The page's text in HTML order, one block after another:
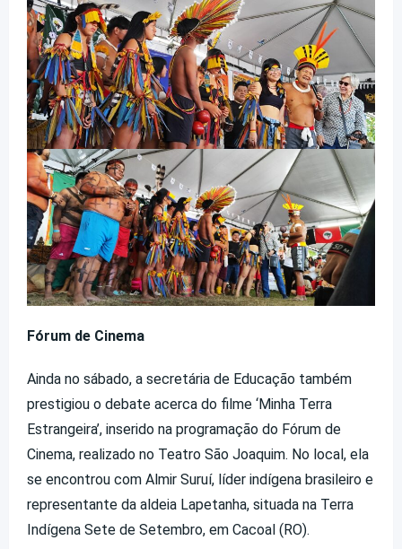
Fórum de Cinema
Ainda no sábado, a secretária de Educação também
prestigiou o debate acerca do filme ‘Minha Terra
Estrangeira’, inserido na programação do Fórum de
Cinema, realizado no Teatro São Joaquim. No local, ela
se encontrou com Almir Suruí, líder indígena brasileiro e
representante da aldeia Lapetanha, situada na Terra
Indígena Sete de Setembro, em Cacoal (RO).